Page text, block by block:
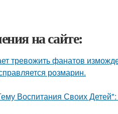
на сайте:
тревожить фанатов
розмарин.
Воспитания Своих